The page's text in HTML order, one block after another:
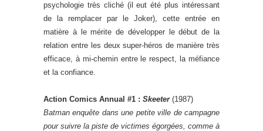
psychologie très cliché (il eut été plus intéressant
de la remplacer par le Joker), cette entrée en
matière à le mérite de développer le début de la
relation entre les deux super-héros de manière très
efficace, à mi-chemin entre le respect, la méfiance
et la confiance.
Action Comics Annual #1 : Skeeter (1987)
Batman enquête dans une petite ville de campagne
pour suivre la piste de victimes égorgées, comme à